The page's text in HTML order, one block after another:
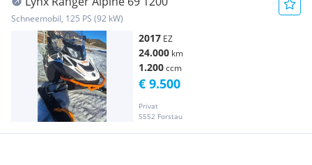
Schneemobil, 125 PS (92 kW)
2017 EZ
24.000 km
1.200ccm
Privat
5552 Forstau
€ 9.500